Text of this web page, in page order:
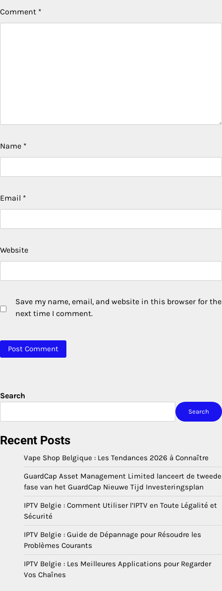
Comment *
Name *
Email *
Website
Save my name, email, and website in this browser for the
next time I comment.
Search
Search
Recent Posts
Vape Shop Belgique : Les Tendances 2026 à Connaître
GuardCap Asset Management Limited lanceert de tweede
fase van het GuardCap Nieuwe Tijd Investeringsplan
IPTV Belgie : Comment Utiliser l’IPTV en Toute Légalité et
Sécurité
IPTV Belgie : Guide de Dépannage pour Résoudre les
Problèmes Courants
IPTV Belgie : Les Meilleures Applications pour Regarder
Vos Chaînes